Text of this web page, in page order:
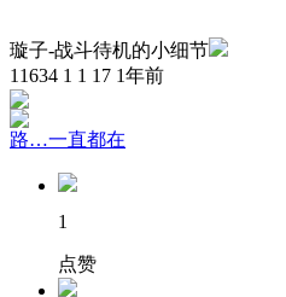
璇子-战斗待机的小细节
11634 1 1 17 1年前
路…一直都在
1
点赞